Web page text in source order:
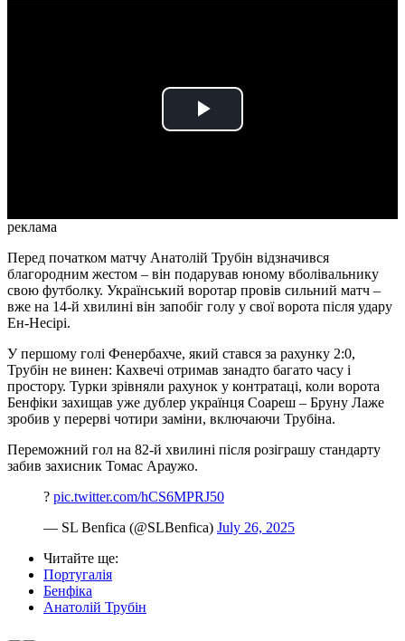
Play
реклама
Перед початком матчу Анатолій Трубін відзначився
благородним жестом – він подарував юному вболівальнику
свою футболку. Український воротар провів сильний матч –
вже на 14-й хвилині він запобіг голу у свої ворота після удару
Ен-Несірі.
У першому голі Фенербахче, який стався за рахунку 2:0,
Трубін не винен: Кахвечі отримав занадто багато часу і
простору. Турки зрівняли рахунок у контратаці, коли ворота
Бенфіки захищав уже дублер українця Соареш – Бруну Лаже
зробив у перерві чотири заміни, включаючи Трубіна.
Переможний гол на 82-й хвилині після розіграшу стандарту
забив захисник Томас Араужо.
? pic.twitter.com/hCS6MPRJ50
— SL Benfica (@SLBenfica) July 26, 2025
Читайте ще:
Португалія
Бенфіка
Анатолій Трубін